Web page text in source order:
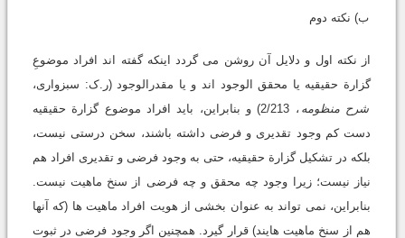
ب) نکته دوم
از نکته اول و دلایل آن روشن می گردد اینکه گفته اند افراد موضوعِ
گزارة حقیقیه یا محقق الوجود اند و یا مقدرالوجود (ر.ک: سبزواری،
شرح منظومه
، 2/213) و بنابراین، باید افراد موضوع گزارة حقیقیه
دست کم وجود تقدیری و فرضی داشته باشند، سخن درستی نیست،
بلکه در تشکیل گزارة حقیقیه، حتی به وجود فرضی و تقدیری افراد هم
نیاز نیست؛ زیرا وجود چه محقق و چه فرضی از سنخ ماهیت نیست.
بنابراین، نمی تواند به عنوان بخشی از هویت افراد ماهیت ها (که آنها
هم از سنخ ماهیت هایند) قرار گیرد. همچنین اگر وجود فرضی در ثبوت